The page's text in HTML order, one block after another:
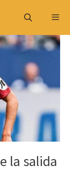
Menú
la salida